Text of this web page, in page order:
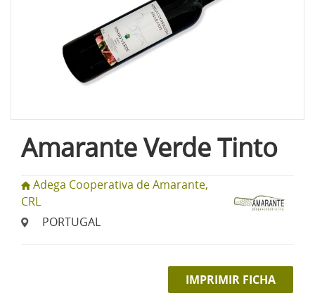
Amarante Verde Tinto
Adega Cooperativa de Amarante,
CRL
PORTUGAL
IMPRIMIR FICHA